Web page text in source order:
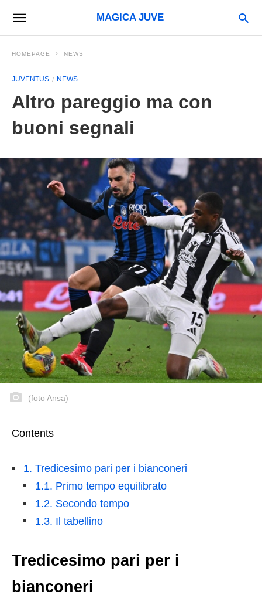
MAGICA JUVE
HOMEPAGE NEWS
JUVENTUS NEWS
Altro pareggio ma con
buoni segnali
(foto Ansa)
Contents
1. Tredicesimo pari per i bianconeri
1.1. Primo tempo equilibrato
1.2. Secondo tempo
1.3. Il tabellino
Tredicesimo pari per i
bianconeri